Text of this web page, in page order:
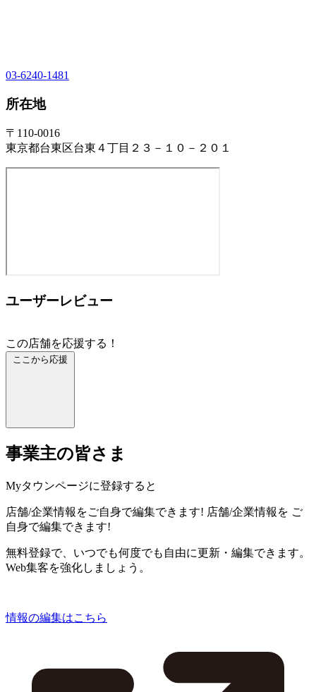
03-6240-1481
所在地
〒110-0016
東京都台東区台東４丁目２３－１０－２０１
ユーザーレビュー
この店舗を応援する！
ここから応援
事業主の皆さま
Myタウンページに登録すると
店舗/企業情報をご自身で編集できます! 店舗/企業情報を ご
自身で編集できます!
無料登録で、いつでも何度でも自由に更新・編集できます。
Web集客を強化しましょう。
情報の編集はこちら